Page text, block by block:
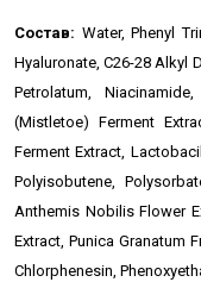
Состав: Water, Phenyl
Hyaluronate, C26-28 Alkyl
Petrolatum,
(Mistletoe) Ferment
Ferment Extract,
Polyisobutene,
Anthemis Nobilis Flower
Extract, Punica Granatum
Chlorphenesin,